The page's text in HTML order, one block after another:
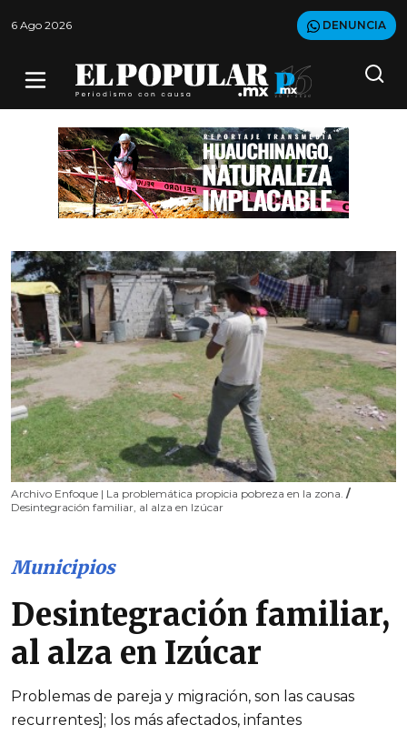
6 Ago 2026 DENUNCIA
Archivo Enfoque | La problemática propicia pobreza en la zona. /
Desintegración familiar, al alza en Izúcar
Municipios
Desintegración familiar,
al alza en Izúcar
Problemas de pareja y migración, son las causas
recurrentes]; los más afectados, infantes